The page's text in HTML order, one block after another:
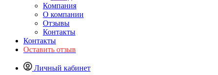
Компания
О компании
Отзывы
Контакты
Контакты
Оставить отзыв
Личный кабинет